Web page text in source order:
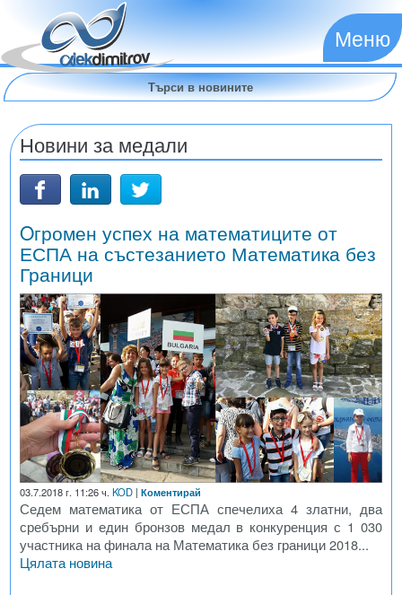
Меню
Новини за медали
Oгромен успех на математиците от
ЕСПА на състезанието Математика без
Граници
03.7.2018 г. 11:26 ч. KOD | Коментирай
Седем математика от ЕСПА спечелиха 4 златни, два
сребърни и един бронзов медал в конкуренция с 1 030
участника на финала на Математика без граници 2018...
Цялата новина